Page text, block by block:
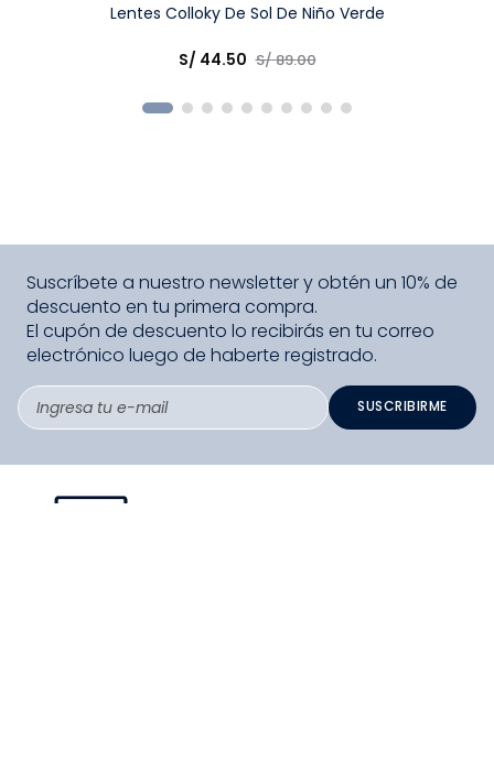
Lentes Colloky De Sol De Niño Verde
S/ 44.50 S/89.00
Suscríbete a nuestro newsletter y obtén un 10% de
descuento en tu primera compra.
El cupón de descuento lo recibirás en tu correo
electrónico luego de haberte registrado.
SUSCRIBIRME